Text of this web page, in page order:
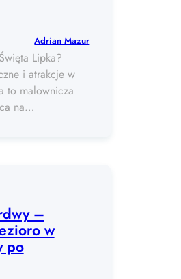
Adrian Mazur
Lipka?
i atrakcje w
to malownicza
na…
–
w
po